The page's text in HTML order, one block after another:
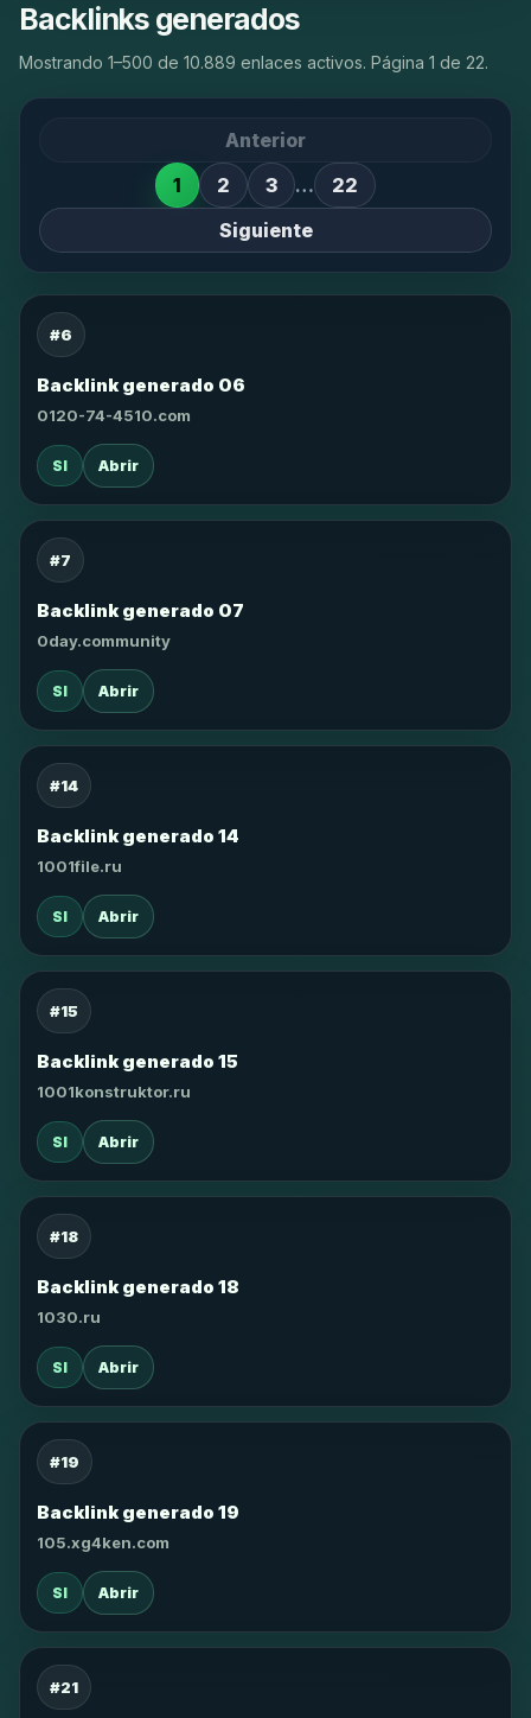
Backlinks generados
Mostrando 1–500 de 10.889 enlaces activos. Página 1 de 22.
Anterior
1
2 3 …
22
Siguiente
#6
Backlink generado 06
0120-74-4510.com
SI Abrir
#7
Backlink generado 07
0day.community
SI Abrir
#14
Backlink generado 14
1001file.ru
SI Abrir
#15
Backlink generado 15
1001konstruktor.ru
SI Abrir
#18
Backlink generado 18
1030.ru
SI Abrir
#19
Backlink generado 19
105.xg4ken.com
SI Abrir
#21